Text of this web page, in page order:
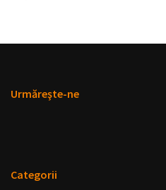
Urmăreşte-ne
Categorii